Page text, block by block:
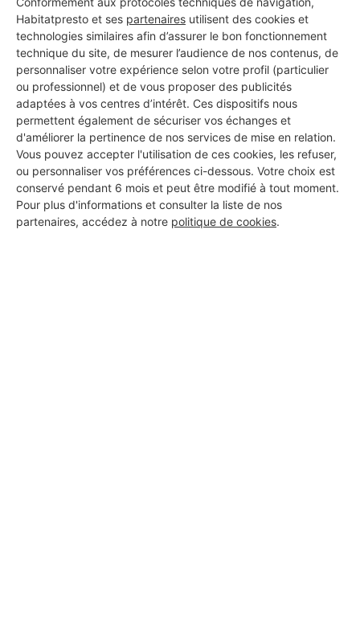
Habitatpresto et ses partenaires utilisent des cookies et
technologies similaires afin d’assurer le bon fonctionnement
technique du site, de mesurer l’audience de nos contenus, de
personnaliser votre expérience selon votre profil (particulier
ou professionnel) et de vous proposer des publicités
adaptées à vos centres d’intérêt. Ces dispositifs nous
permettent également de sécuriser vos échanges et
d'améliorer la pertinence de nos services de mise en relation.
Vous pouvez accepter l'utilisation de ces cookies, les refuser,
ou personnaliser vos préférences ci-dessous. Votre choix est
conservé pendant 6 mois et peut être modifié à tout moment.
Pour plus d'informations et consulter la liste de nos
partenaires, accédez à notre politique de cookies.
Les 1 autres Menuisiers pour
vos travaux à Quesnoy-sur-
Deûle
SQUIMBRE OLIVIER
Quesnoy-sur-Deûle